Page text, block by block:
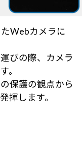
Webカメラに
びの際、カメラ
。
保護の観点から
揮します。